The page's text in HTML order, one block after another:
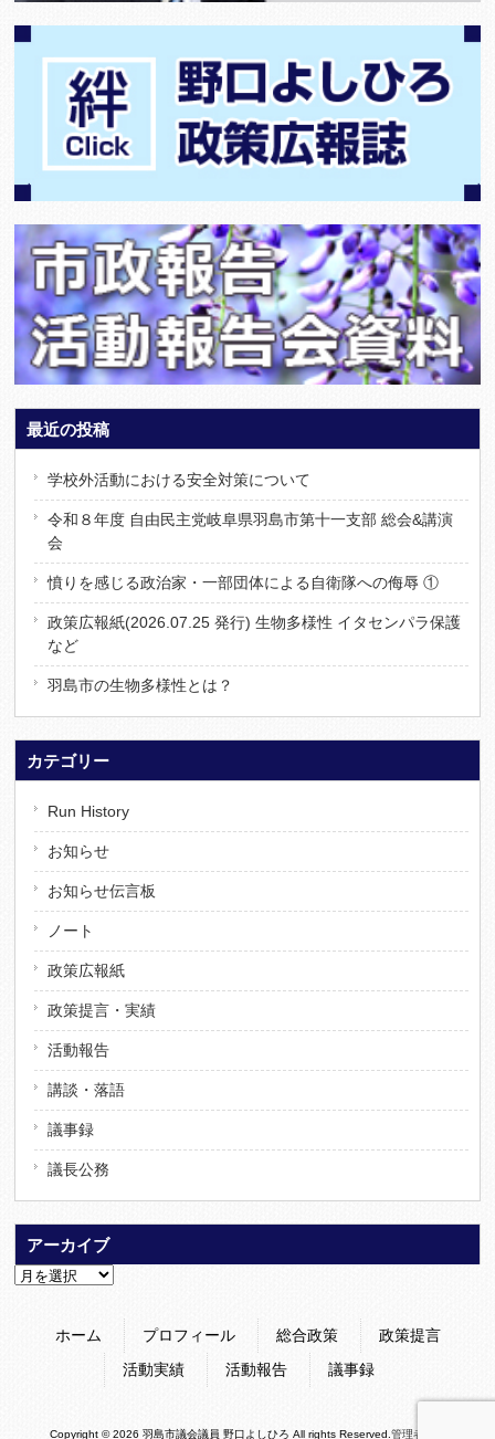
最近の投稿
学校外活動における安全対策について
令和８年度 自由民主党岐阜県羽島市第十一支部 総会&講演
会
憤りを感じる政治家・一部団体による自衛隊への侮辱 ①
政策広報紙(2026.07.25 発行) 生物多様性 イタセンパラ保護
など
羽島市の生物多様性とは？
カテゴリー
Run History
お知らせ
お知らせ伝言板
ノート
政策広報紙
政策提言・実績
活動報告
講談・落語
議事録
議長公務
アーカイブ
ア
ホーム プロフィール 総合政策
政策提言
活動実績
活動報告 議事録
Copyright © 2026 羽島市議会議員 野口よしひろ All rights Reserved. 管理者専用